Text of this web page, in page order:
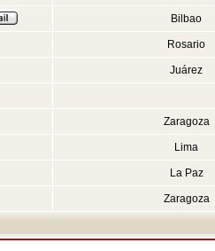
Bilbao
Rosario
Juárez
Zaragoza
Lima
La Paz
Zaragoza